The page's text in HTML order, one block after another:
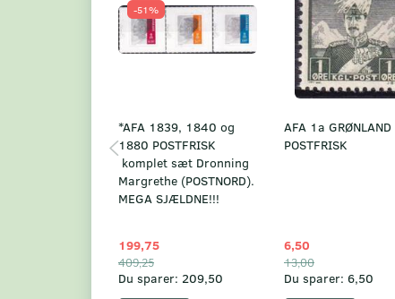
-51%
*AFA 1839, 1840 og
1880 POSTFRISK
komplet sæt Dronning
Margrethe (POSTNORD).
MEGA SJÆLDNE!!!
199,75
409,25
Du sparer: 209,50
AFA 1a GRØNLAND
POSTFRISK
6,50
13,00
Du sparer: 6,50